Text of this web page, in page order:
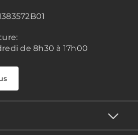
de 8h30 à 17h00